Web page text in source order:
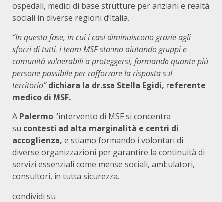
ospedali, medici di base strutture per anziani e realtà
sociali in diverse regioni d’Italia.
“In questa fase, in cui i casi diminuiscono grazie agli
sforzi di tutti, i team MSF stanno aiutando gruppi e
comunità vulnerabili a proteggersi, formando quante più
persone possibile per rafforzare la risposta sul
territorio” dichiara la dr.ssa Stella Egidi, referente
medico di MSF.
A Palermo l’intervento di MSF si concentra
su contesti ad alta marginalità e centri di
accoglienza, e stiamo formando i volontari di
diverse organizzazioni per garantire la continuità di
servizi essenziali come mense sociali, ambulatori,
consultori, in tutta sicurezza.
condividi su: